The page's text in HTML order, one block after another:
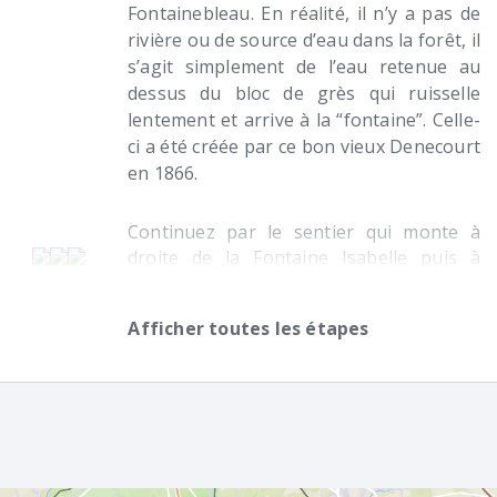
Fontainebleau. En réalité, il n’y a pas de
rivière ou de source d’eau dans la forêt, il
s’agit simplement de l’eau retenue au
dessus du bloc de grès qui ruisselle
lentement et arrive à la “fontaine”. Celle-
ci a été créée par ce bon vieux Denecourt
en 1866.
Afficher toutes les étapes
Continuez par le sentier qui monte à
droite de la Fontaine Isabelle puis à
carrefour suivant, 80 m plus loin,
m plus loin. Vous passez alors à côté de
vous passez notamment à côté d'une